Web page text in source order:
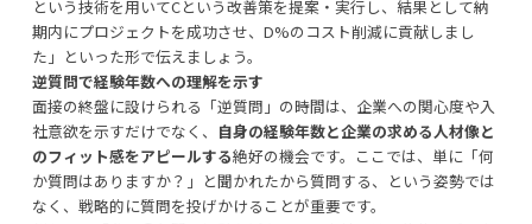
という技術を用いてCという改善策を提案・実行し、結果として納
期内にプロジェクトを成功させ、D%のコスト削減に貢献しまし
た」といった形で伝えましょう。
逆質問で経験年数への理解を示す
面接の終盤に設けられる「逆質問」の時間は、企業への関心度や入
社意欲を示すだけでなく、 自身の経験年数と企業の求める人材像と
のフィット感をアピールする絶好の機会です。ここでは、単に「何
か質問はありますか？」と聞かれたから質問する、という姿勢では
なく、戦略的に質問を投げかけることが重要です。